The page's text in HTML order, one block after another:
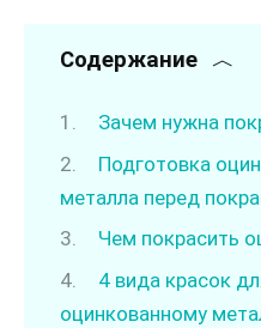
Содержание
Зачем нужна
Подготовка
металла перед
Чем покрасить
4 вида красок
оцинкованному